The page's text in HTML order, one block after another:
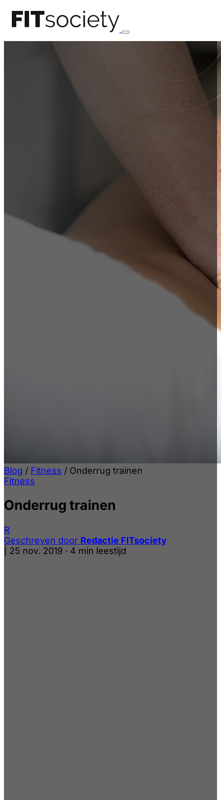
Blog / Fitness / Onderrug trainen
Fitness
Onderrug trainen
R
Geschreven door Redactie FITsociety
25 nov. 2019 · 4 min leestijd